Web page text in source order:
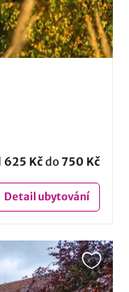
625 Kčdo750 Kč
Detailubytování